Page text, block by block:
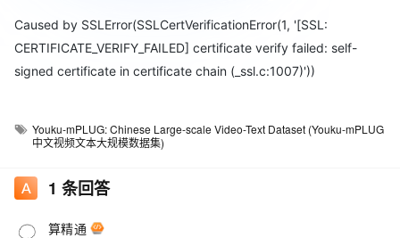
Caused by SSLError(SSLCertVerificationError(1, '[SSL:
CERTIFICATE_VERIFY_FAILED] certificate verify failed: self-
signed certificate in certificate chain (_ssl.c:1007)'))
Youku-mPLUG: Chinese Large-scale Video-Text Dataset (Youku-mPLUG
中文视频文本大规模数据集)
1 条回答
算精通